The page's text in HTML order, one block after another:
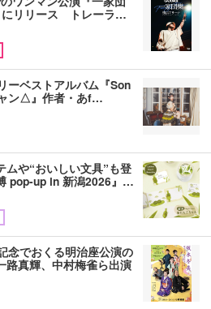
にリリース トレーラ…
ーベストアルバム『Son
ン△』作者・あf…
ムや“おいしい文具”も登
pop-up in 新潟2026』…
念でおくる明治座公演の
真輝、中村梅雀ら出演